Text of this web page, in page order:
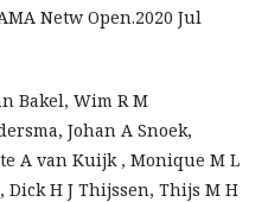
Netw Open.2020 Jul
Bakel, Wim R M
Johan A Snoek,
A van Kuijk , Monique M L
Dick H J Thijssen, Thijs M H